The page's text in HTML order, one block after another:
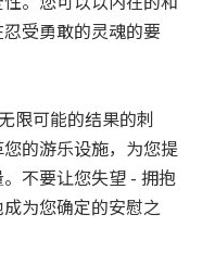
受勇敢的灵魂的要
限可能的结果的刺
的游乐设施，为您提
不要让您失望 - 拥抱
为您确定的安慰之